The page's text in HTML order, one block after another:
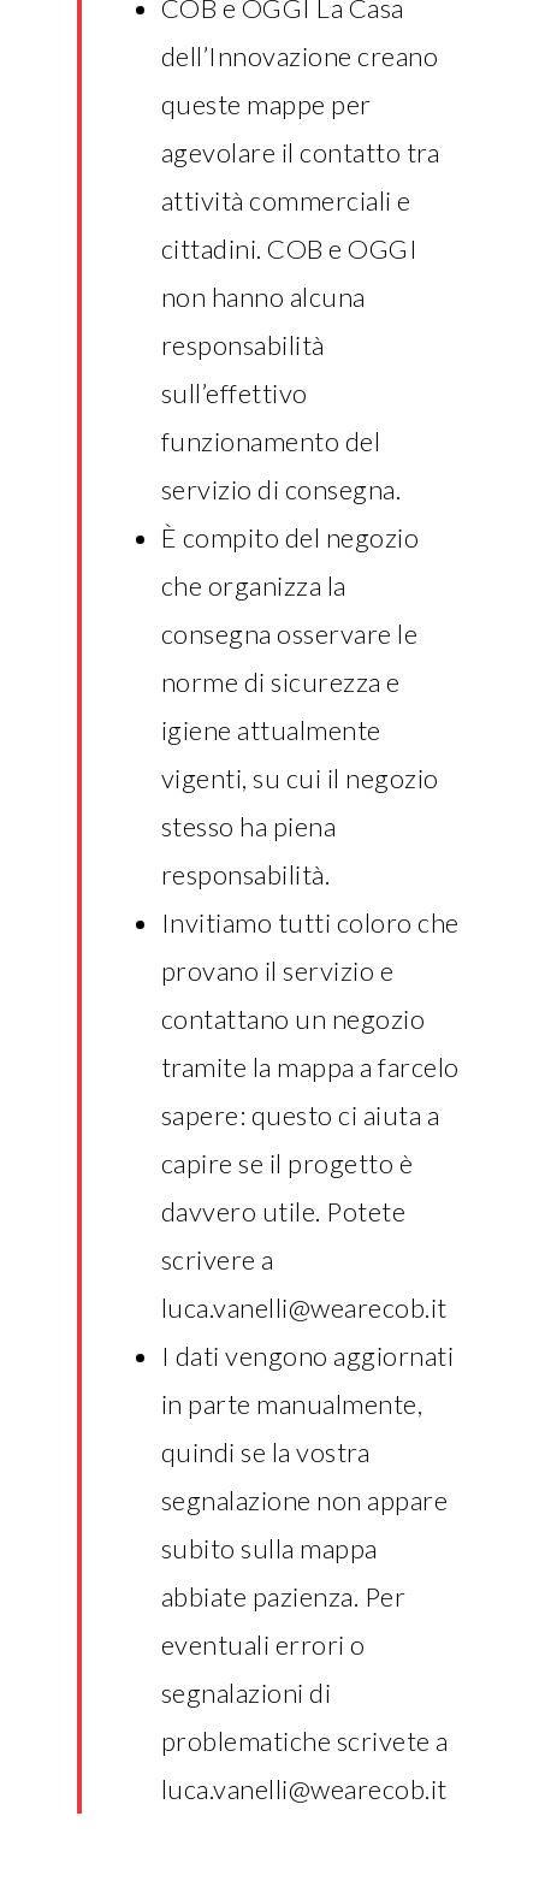
COB e OGGI La Casa
dell’Innovazione creano
queste mappe per
agevolare il contatto tra
attività commerciali e
cittadini. COB e OGGI
non hanno alcuna
responsabilità
sull’effettivo
funzionamento del
servizio di consegna.
È compito del negozio
che organizza la
consegna osservare le
norme di sicurezza e
igiene attualmente
vigenti, su cui il negozio
stesso ha piena
responsabilità.
Invitiamo tutti coloro che
provano il servizio e
contattano un negozio
tramite la mappa a farcelo
sapere: questo ci aiuta a
capire se il progetto è
davvero utile. Potete
scrivere a
luca.vanelli@wearecob.it
I dati vengono aggiornati
in parte manualmente,
quindi se la vostra
segnalazione non appare
subito sulla mappa
abbiate pazienza. Per
eventuali errori o
segnalazioni di
problematiche scrivete a
luca.vanelli@wearecob.it